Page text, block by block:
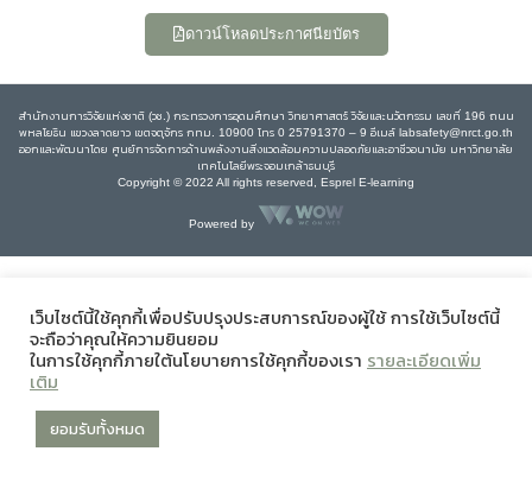
ดาวน์โหลดประกาศนียบัตร
สำนักงานการวิจัยแห่งชาติ (วช.) กระทรวงการอุดมศึกษา วิทยาศาสตร์ วิจัยและนวัตกรรม เลขที่ 196 ถนน
พหลโยธิน แขวงลาดยาว เขตจตุจักร กทม. 10900 โทร 0 25791370 – 9 อีเมล์ labsafety@nrct.go.th
ออกและพัฒนาโดย ศูนย์การจัดการด้านพลังงานสิ่งแวดล้อมความปลอดภัยและอาชีวอนามัย มหาวิทยาลัย
เทคโนโลยีพระจอมเกล้าธนบุรี
Copyright © 2022 All rights reserved, Esprel E-learning
Powered by
เว็บไซต์นี้ใช้คุกกี้เพื่อปรับปรุงประสบการณ์ของผู้ใช้ การใช้เว็บไซต์นี้
จะถือว่าคุณให้ความยินยอม
ในการใช้คุกกี้ภายใต้นโยบายการใช้คุกกี้ของเรา รายละเอียดเพิ่ม
เติม
ยอมรับทั้งหมด